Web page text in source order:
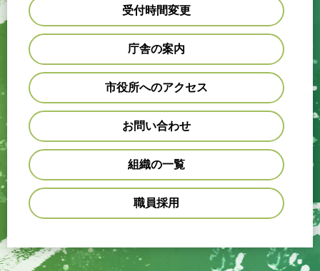
受付時間変更
庁舎の案内
市役所へのアクセス
お問い合わせ
組織の一覧
職員採用